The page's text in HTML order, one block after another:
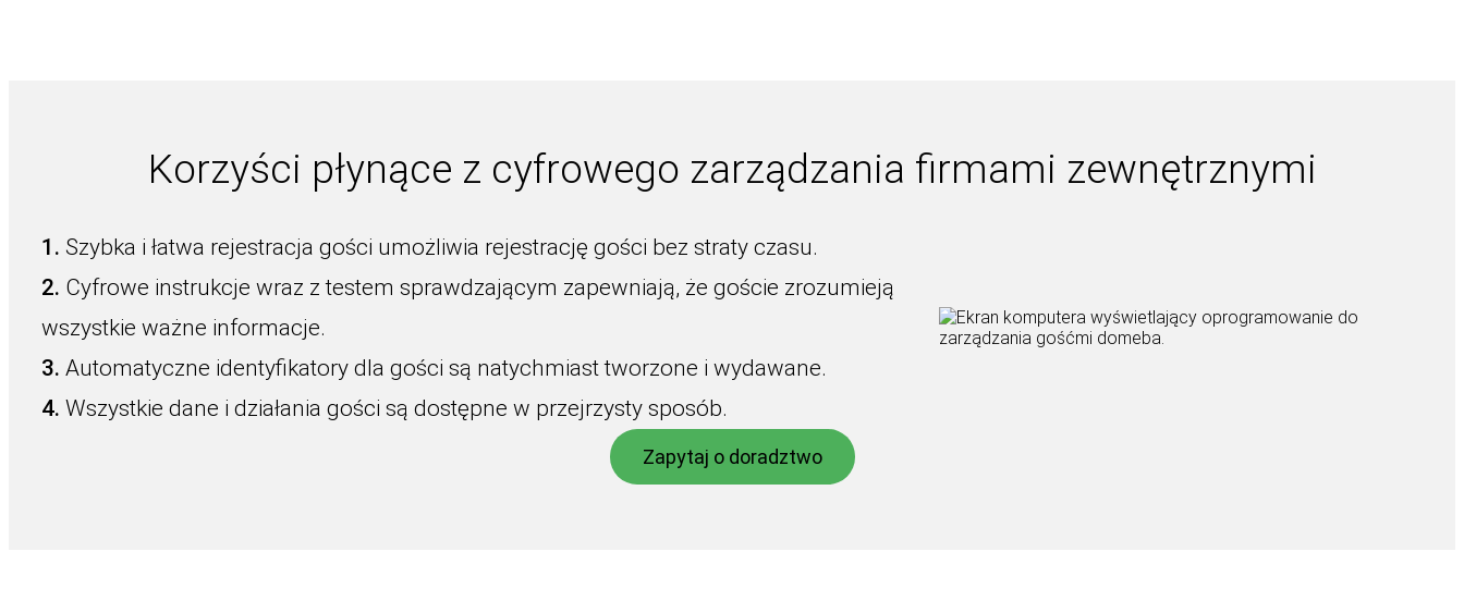
Korzyści płynące z cyfrowego zarządzania firmami zewnętrznymi
1. Szybka i łatwa rejestracja gości umożliwia rejestrację gości bez straty czasu.
2. Cyfrowe instrukcje wraz z testem sprawdzającym zapewniają, że goście zrozumieją
wszystkie ważne informacje.
3. Automatyczne identyfikatory dla gości są natychmiast tworzone i wydawane.
4. Wszystkie dane i działania gości są dostępne w przejrzysty sposób.
Zapytaj o doradztwo